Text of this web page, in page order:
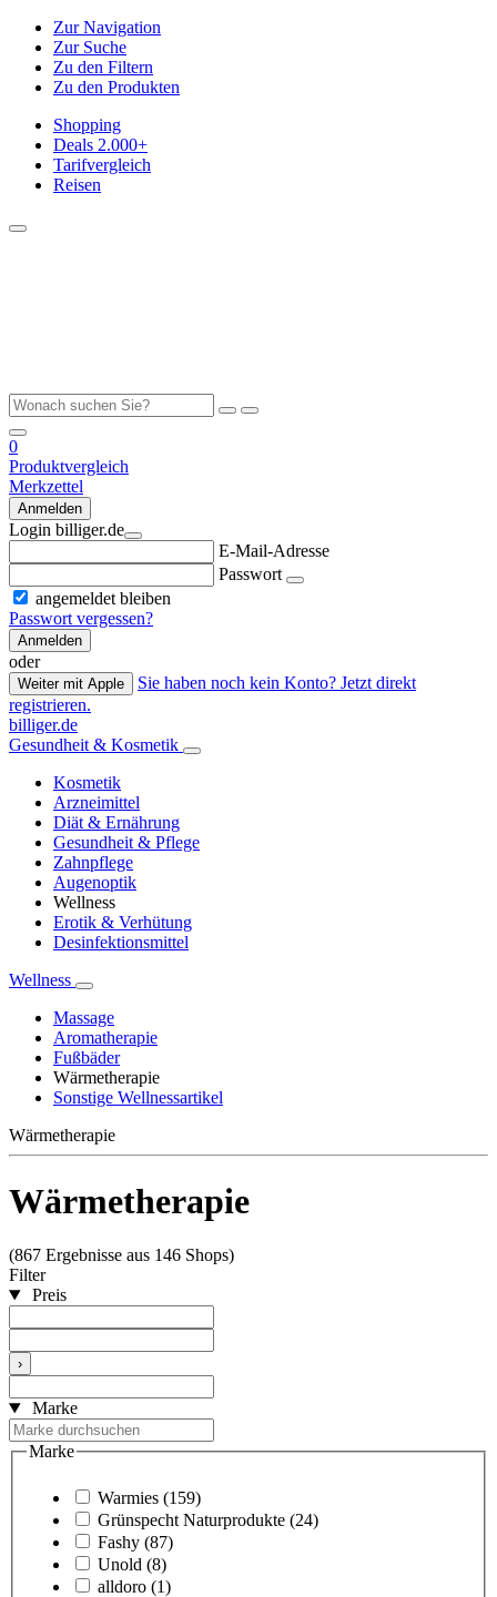
Zur Navigation
Zur Suche
Zu den Filtern
Zu den Produkten
Shopping
Deals 2.000+
Tarifvergleich
Reisen
0
Produktvergleich
Merkzettel
Anmelden
Login billiger.de
E-Mail-Adresse
Passwort
angemeldet bleiben
Passwort vergessen?
Anmelden
oder
Weiter mit Apple
Sie haben noch kein Konto? Jetzt direkt
registrieren.
billiger.de
Gesundheit & Kosmetik
Kosmetik
Arzneimittel
Diät & Ernährung
Gesundheit & Pflege
Zahnpflege
Augenoptik
Wellness
Erotik & Verhütung
Desinfektionsmittel
Wellness
Massage
Aromatherapie
Fußbäder
Wärmetherapie
Sonstige Wellnessartikel
Wärmetherapie
Wärmetherapie
(867 Ergebnisse aus 146 Shops)
Filter
Preis
›
Marke
Marke
Warmies (159)
Grünspecht Naturprodukte (24)
Fashy (87)
Unold (8)
alldoro (1)